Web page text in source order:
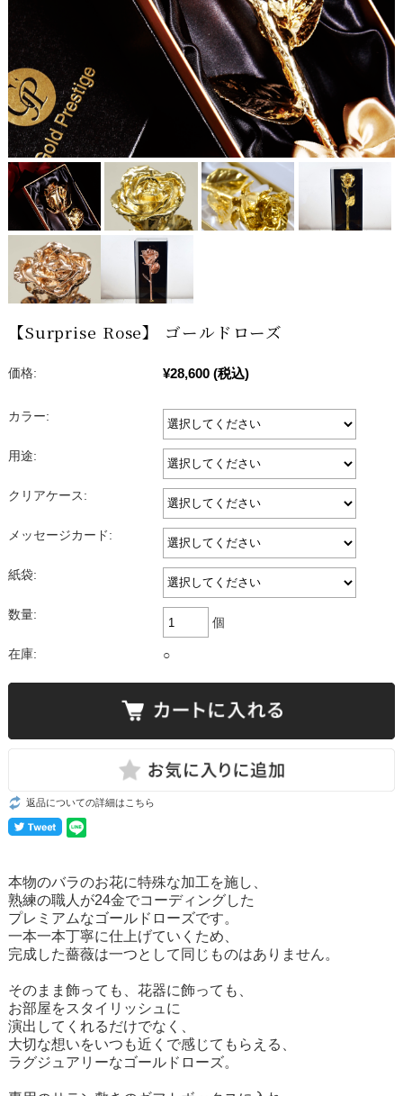
【Surprise Rose】 ゴールドローズ
価格: ¥28,600 (税込)
カラー:
用途:
クリアケース:
メッセージカード:
紙袋:
数量:
個
在庫: ○
返品についての詳細はこちら
本物のバラのお花に特殊な加工を施し、
熟練の職人が24金でコーディングした
プレミアムなゴールドローズです。
一本一本丁寧に仕上げていくため、
完成した薔薇は一つとして同じものはありません。
そのまま飾っても、花器に飾っても、
お部屋をスタイリッシュに
演出してくれるだけでなく、
大切な想いをいつも近くで感じてもらえる、
ラグジュアリーなゴールドローズ。